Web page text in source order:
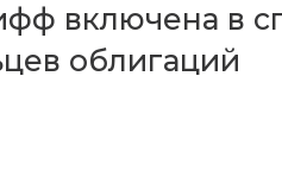
включена в
облигаций